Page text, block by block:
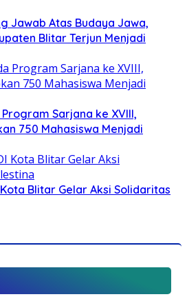
Jawab Atas Budaya Jawa,
Blitar Terjun Menjadi
Sarjana ke XVIII,
750 Mahasiswa Menjadi
Blitar Gelar Aksi Solidaritas